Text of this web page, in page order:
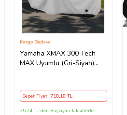
Yamaha XMAX 300 Tech
MAX Uyumlu (Gri-Siyah)
Motor Örtüsü (Güvenlik
Kilidi ve Bağlantı Tokalı)
Kargo Bedava
Sepet Fiyatı 710,10 TL
75,74 TL'den Başlayan Taksitlerle